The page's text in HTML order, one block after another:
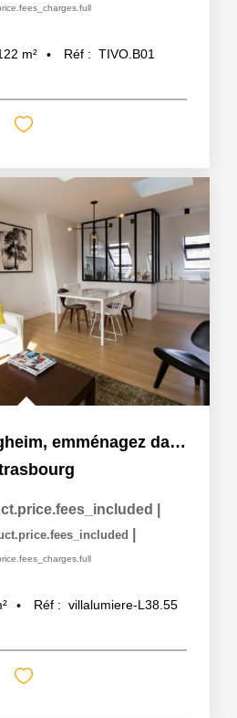
m² Réf : TIVO.B01
Centre de Schiltigheim, emménagez dans la lumière
Réf : villalumiere-L38.55